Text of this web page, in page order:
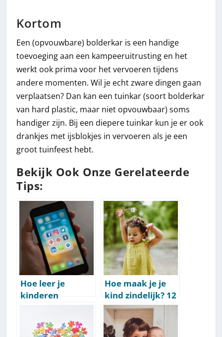
Kortom
Een (opvouwbare) bolderkar is een handige
toevoeging aan een kampeeruitrusting en het
werkt ook prima voor het vervoeren tijdens
andere momenten. Wil je echt zware dingen gaan
verplaatsen? Dan kan een tuinkar (soort bolderkar
van hard plastic, maar niet opvouwbaar) soms
handiger zijn. Bij een diepere tuinkar kun je er ook
drankjes met ijsblokjes in vervoeren als je een
groot tuinfeest hebt.
Bekijk Ook Onze Gerelateerde
Tips:
Hoe leer je
kinderen
omgaan met
social media?
Hoe maak je je
kind zindelijk? 12
zindelijkheidstrai
ning-tips